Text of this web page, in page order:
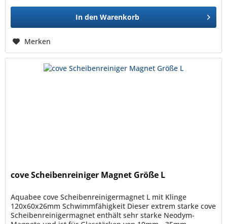
In den Warenkorb
Merken
cove Scheibenreiniger Magnet Größe L
Aquabee cove Scheibenreinigermagnet L mit Klinge
120x60x26mm Schwimmfähigkeit Dieser extrem starke cove
Scheibenreinigermagnet enthält sehr starke Neodym-